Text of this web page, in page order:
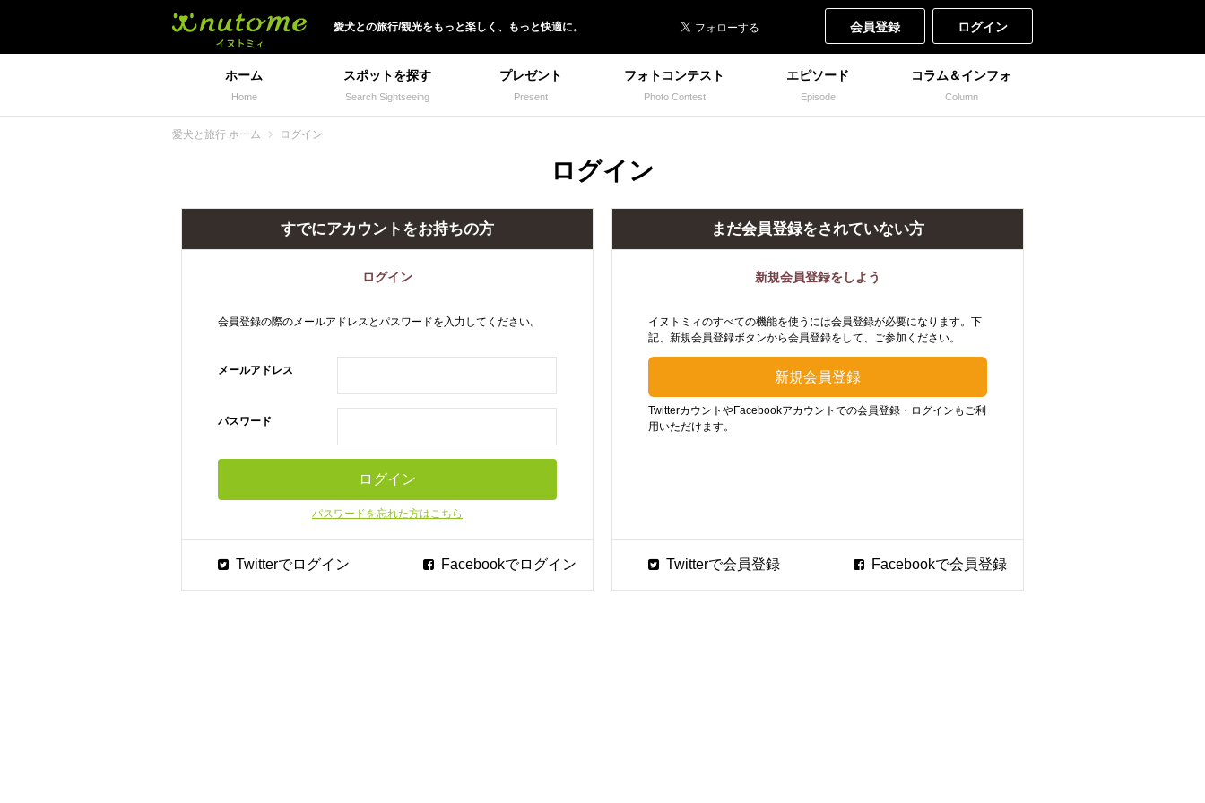
愛犬との旅行/観光をもっと楽しく、 もっと快適に。 会員登録 ログイン
ホーム
Home
スポットを探す
Search Sightseeing
プレゼント
Present
フォトコンテスト
Photo Contest
エピソード
Episode
コラム＆インフォ
Column
愛犬と旅行 ホーム ログイン
ログイン
すでにアカウントをお持ちの方
ログイン
会員登録の際のメールアドレスとパスワードを入力してください。
メールアドレス
パスワード
パスワードを忘れた方はこちら
まだ会員登録をされていない方
新規会員登録をしよう
イヌトミィのすべての機能を使うには会員登録が必要になります。下
記、新規会員登録ボタンから会員登録をして、ご参加ください。
TwitterカウントやFacebookアカウントでの会員登録・ログインもご利
用いただけます。